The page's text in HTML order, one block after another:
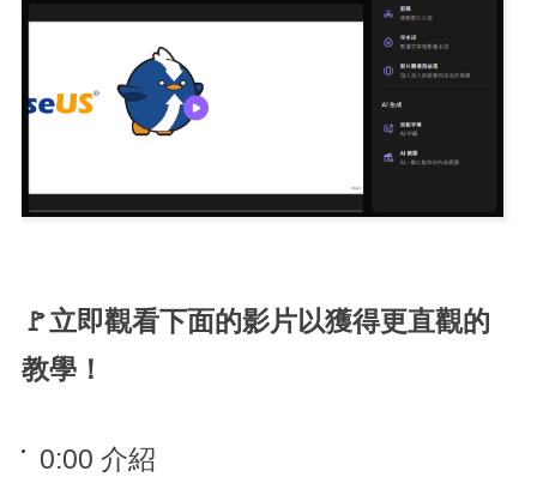
🚩立即觀看下面的影片以獲得更直觀的
教學！
0:00 介紹